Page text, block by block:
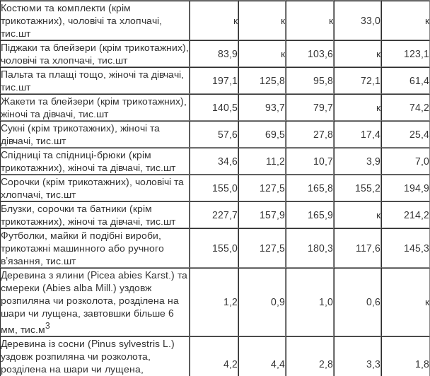
Костюми та комплекти (крім
трикотажних), чоловічі та хлопчачі,
тис.шт
к к к 33,0 к
Піджаки та блейзери (крім трикотажних),
чоловічі та хлопчачі, тис.шт
83,9 к 103,6 к 123,1
Пальта та плащі тощо, жіночі та дівчачі,
тис.шт
197,1 125,8 95,8 72,1 61,4
Жакети та блейзери (крім трикотажних),
жіночі та дівчачі, тис.шт
140,5 93,7 79,7 к 74,2
Сукні (крім трикотажних), жіночі та
дівчачі, тис.шт
57,6 69,5 27,8 17,4 25,4
Спідниці та спідниці-брюки (крім
трикотажних), жіночі та дівчачі, тис.шт
34,6 11,2 10,7 3,9 7,0
Сорочки (крім трикотажних), чоловічі та
хлопчачі, тис.шт
155,0 127,5 165,8 155,2 194,9
Блузки, сорочки та батники (крім
трикотажних), жіночі та дівчачі, тис.шт
227,7 157,9 165,9 к 214,2
Футболки, майки й подібні вироби,
трикотажні машинного або ручного
в’язання, тис.шт
155,0 127,5 180,3 117,6 145,3
Деревина з ялини (Pіcea abіes Karst.) та
смереки (Abіes alba Mіll.) уздовж
розпиляна чи розколота, розділена на
шари чи лущена, завтовшки більше 6
мм, тис.м3
1,2 0,9 1,0 0,6 к
Деревина із сосни (Pіnus sylvestrіs L.)
уздовж розпиляна чи розколота,
розділена на шари чи лущена,
4,2 4,4 2,8 3,3 1,8